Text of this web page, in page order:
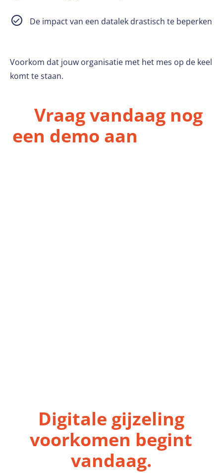
De impact van een datalek drastisch te beperken
Voorkom dat jouw organisatie met het mes op de keel
komt te staan.
Vraag vandaag nog
een demo aan
Digitale gijzeling
voorkomen begint
vandaag.